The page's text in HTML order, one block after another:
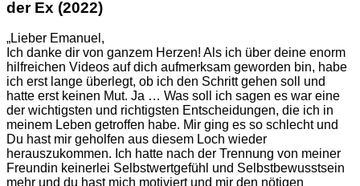
der Ex (2022)
„Lieber Emanuel,
Ich danke dir von ganzem Herzen! Als ich über deine enorm
hilfreichen Videos auf dich aufmerksam geworden bin, habe
ich erst lange überlegt, ob ich den Schritt gehen soll und
hatte erst keinen Mut. Ja … Was soll ich sagen es war eine
der wichtigsten und richtigsten Entscheidungen, die ich in
meinem Leben getroffen habe. Mir ging es so schlecht und
Du hast mir geholfen aus diesem Loch wieder
herauszukommen. Ich hatte nach der Trennung von meiner
Freundin keinerlei Selbstwertgefühl und Selbstbewusstsein
mehr und du hast mich motiviert und mir den nötigen